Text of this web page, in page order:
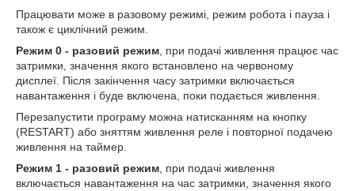
Працювати може в разовому режимі, режим робота і пауза і
також є циклічний режим.
Режим 0 - разовий режим , при подачі живлення працює час
затримки, значення якого встановлено на червоному
дисплеї. Після закінчення часу затримки включається
навантаження і буде включена, поки подається живлення.
Перезапустити програму можна натисканням на кнопку
(RESTART) або зняттям живлення реле і повторної подачею
живлення на таймер.
Режим 1 - разовий режим , при подачі живлення
включається навантаження на час затримки, значення якого